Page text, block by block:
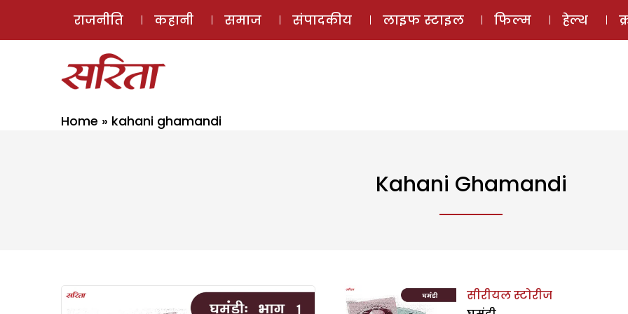
ई-मैगज़ीन
राजनीति कहानी समाज संपादकीय लाइफ स्टाइल फिल्म हेल्थ
Home » kahani ghamandi
Kahani Ghamandi
सीरीयल स्टोरीज